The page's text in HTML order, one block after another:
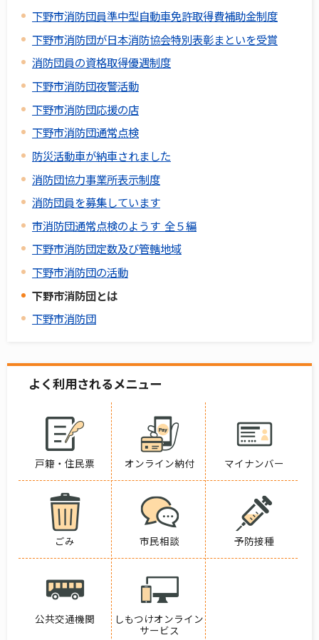
下野市消防団員準中型自動車免許取得費補助金制度
下野市消防団が日本消防協会特別表彰まといを受賞
消防団員の資格取得優遇制度
下野市消防団夜警活動
下野市消防団応援の店
下野市消防団通常点検
防災活動車が納車されました
消防団協力事業所表示制度
消防団員を募集しています
市消防団通常点検のようす 全５編
下野市消防団定数及び管轄地域
下野市消防団の活動
下野市消防団とは
下野市消防団
よく利用されるメニュー
戸籍・住民票 オンライン納付 マイナンバー
ごみ 市民相談 予防接種
公共交通機関
しもつけオンライン
サービス